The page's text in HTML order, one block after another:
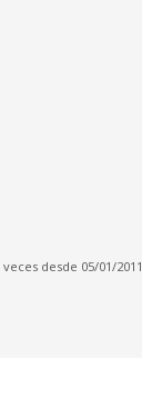
veces desde 05/01/2011